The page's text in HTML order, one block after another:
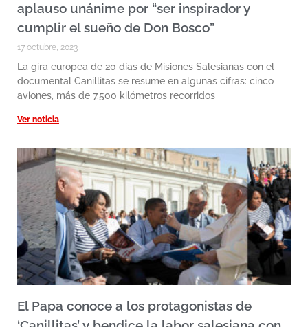
aplauso unánime por “ser inspirador y
cumplir el sueño de Don Bosco”
17 octubre, 2023
La gira europea de 20 días de Misiones Salesianas con el
documental Canillitas se resume en algunas cifras: cinco
aviones, más de 7.500 kilómetros recorridos
Ver noticia
El Papa conoce a los protagonistas de